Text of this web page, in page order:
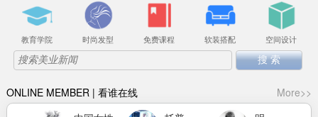
教育学院 时尚发型 免费课程 软装搭配 空间设计
ONLINE MEMBER | 看谁在线 More>>